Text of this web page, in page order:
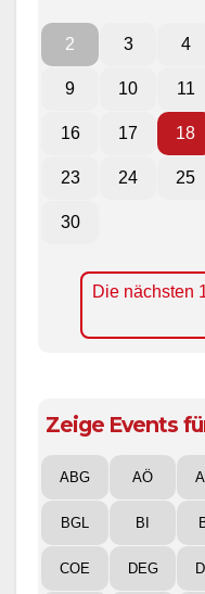
2 3 4
9 10 11
16 17 18
23 24 25
30
Die nächsten
Zeige Events
ABG AÖ
BGL BI
COE DEG